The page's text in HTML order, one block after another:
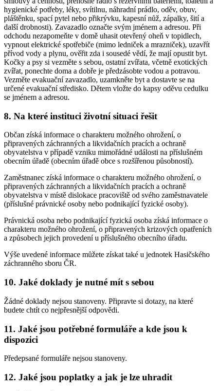
hygienické potřeby, léky, svítilnu, náhradní prádlo, oděv, obuv,
pláštěnku, spací pytel nebo přikrývku, kapesní nůž, zápalky, šití a
další drobnosti). Zavazadlo označte svým jménem a adresou. Při
odchodu nezapomeňte v domě uhasit otevřený oheň v topidlech,
vypnout elektrické spotřebiče (mimo ledniček a mrazniček), uzavřít
přívod vody a plynu, ověřit zda i sousedé vědí, že mají opustit byt.
Kočky a psy si vezměte s sebou, ostatní zvířata, včetně exotických
zvířat, ponechte doma a dobře je předzásobte vodou a potravou.
Vezměte evakuační zavazadlo, uzamkněte byt a dostavte se na
určené evakuační středisko. Dětem vložte do kapsy oděvu cedulku
se jménem a adresou.
8. Na které instituci životní situaci řešit
Občan získá informace o charakteru možného ohrožení, o
připravených záchranných a likvidačních pracích a ochraně
obyvatelstva v případě vzniku mimořádné události na příslušném
obecním úřadě (obecním úřadě obce s rozšířenou působností).
Zaměstnanec získá informace o charakteru možného ohrožení, o
připravených záchranných a likvidačních pracích a ochraně
obyvatelstva v místě dislokace pracoviště od svého zaměstnavatele
(příslušné právnické osoby nebo podnikající fyzické osoby).
Právnická osoba nebo podnikající fyzická osoba získá informace o
charakteru možného ohrožení, o připravených krizových opatřeních
a způsobech jejich provedení u příslušného obecního úřadu.
Výše uvedené informace můžete získat také u jednotek Hasičského
záchranného sboru ČR.
10. Jaké doklady je nutné mít s sebou
Žádné doklady nejsou stanoveny. Připravte si dotazy, na které
budete chtít co nejpřesnější odpovědi.
11. Jaké jsou potřebné formuláře a kde jsou k
dispozici
Předepsané formuláře nejsou stanoveny.
12. Jaké jsou poplatky a jak je lze uhradit